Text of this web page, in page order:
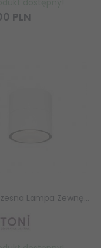
PLN
Nowoczesna Lampa Zewnętrzna Na Elewację Spin Maytoni O310CL-L5W3K